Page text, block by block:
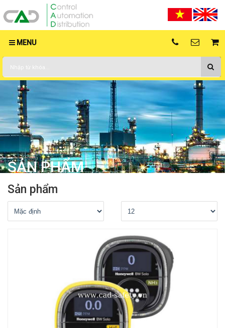
MENU
SẢN PHẨM
Sản phẩm